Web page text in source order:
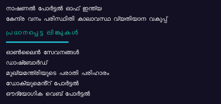
നാഷണൽ പോർട്ടൽ ഓഫ് ഇന്ത്യ
കേന്ദ്ര വനം പരിസ്ഥിതി കാലാവസ്ഥ വ്യതിയാന വകുപ്പ്
പ്രധാനപ്പെട്ട ലിങ്കുകൾ
ഓൺലൈൻ സേവനങ്ങൾ
ഡാഷ്ബോർഡ്
മുഖ്യമന്ത്രിയുടെ പരാതി പരിഹാരം
ഡോക്യുമെൻ്റ് പോർട്ടൽ
ഔദ്യോഗിക വെബ് പോർട്ടൽ